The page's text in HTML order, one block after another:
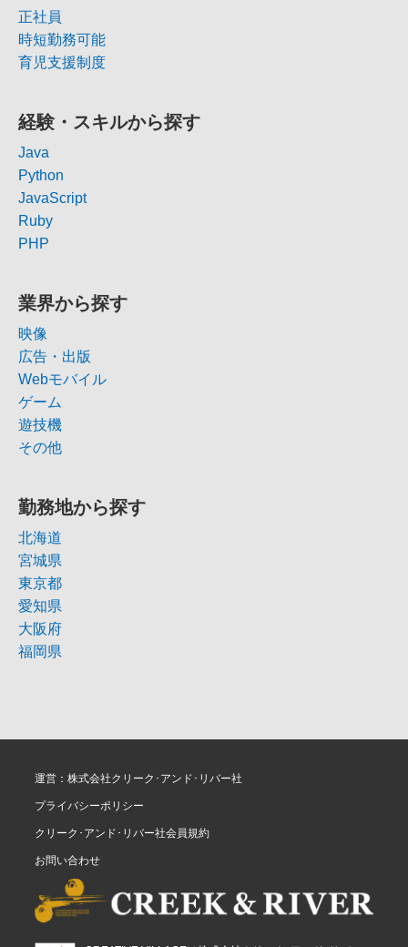
正社員
時短勤務可能
育児支援制度
経験・スキルから探す
Java
Python
JavaScript
Ruby
PHP
業界から探す
映像
広告・出版
Webモバイル
ゲーム
遊技機
その他
勤務地から探す
北海道
宮城県
東京都
愛知県
大阪府
福岡県
運営：株式会社クリーク･アンド･リバー社
プライバシーポリシー
クリーク･アンド･リバー社会員規約
お問い合わせ